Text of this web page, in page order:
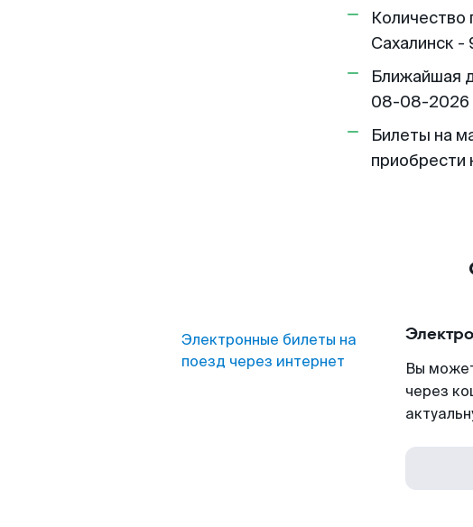
Сахалинск -
Ближайшая
08-08-2026
Билеты на
приобрести
Электронные билеты на
поезд через интернет
Вы
через